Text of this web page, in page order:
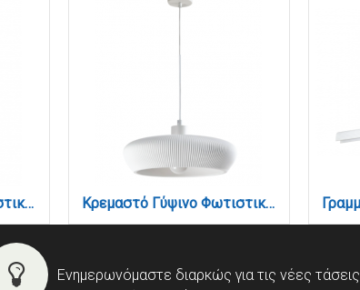
Κρεμαστό Γύψινο Φωτιστικό E27, Λευκό, D:40x9,5cm(4102-A-White) Κρεμαστό Γύψινο Φωτιστικό E27, Λευκό, D:30x8,5cm(4102-B-White)
Ενημερωνόμαστε διαρκώς για τις νέες τάσεις